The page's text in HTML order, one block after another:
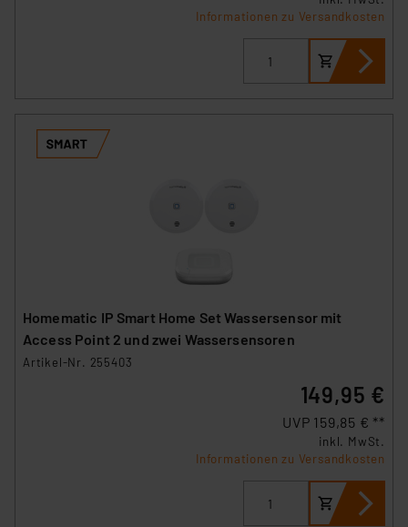
Informationen zu Versandkosten
Homematic IP Smart Home Set Wassersensor mit
Access Point 2 und zwei Wassersensoren
Artikel-Nr. 255403
149,95 €
UVP 159,85 € **
inkl. MwSt.
Informationen zu Versandkosten